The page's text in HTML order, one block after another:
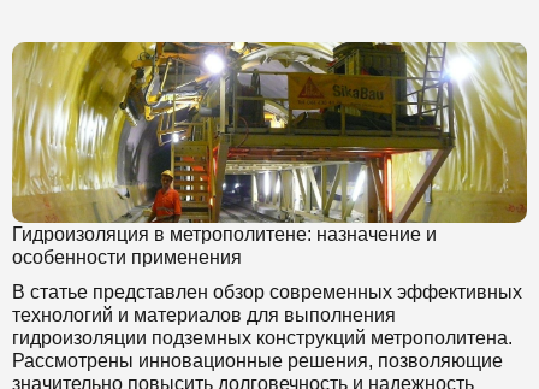
Гидроизоляция в метрополитене: назначение и
особенности применения
В статье представлен обзор современных эффективных
технологий и материалов для выполнения
гидроизоляции подземных конструкций метрополитена.
Рассмотрены инновационные решения, позволяющие
значительно повысить долговечность и надежность